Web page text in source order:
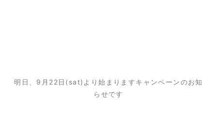
明日、9月22日(sat)より始まりますキャンペーンのお知
らせです